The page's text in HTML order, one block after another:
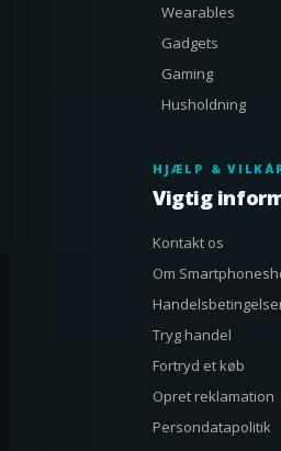
Wearables
Gadgets
Gaming
Husholdning
HJÆLP &
Vigtig
Kontakt os
Om
Tryg handel
Fortryd et køb
Opret reklamation
Persondatapolitik